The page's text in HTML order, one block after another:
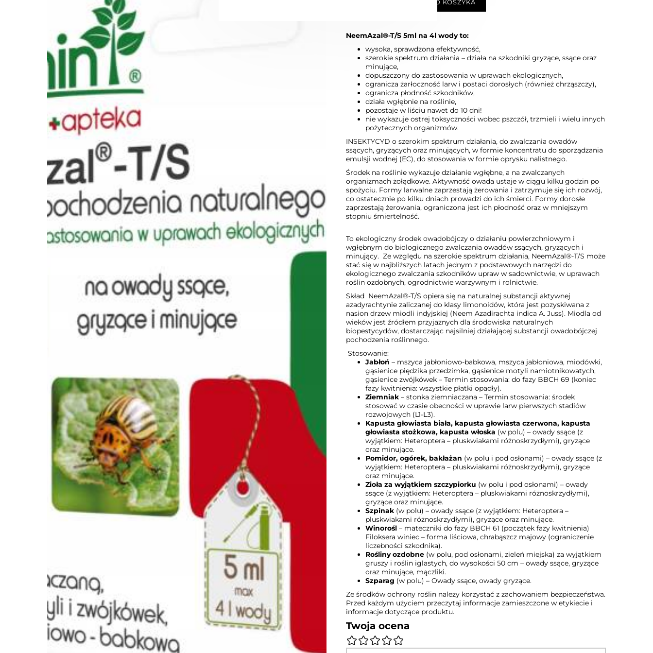
DODAJ DO KOSZYKA
NeemAzal®-T/S 5ml na 4l wody to:
wysoka, sprawdzona efektywność,
szerokie spektrum działania – działa na szkodniki gryzące, ssące oraz
minujące,
dopuszczony do zastosowania w uprawach ekologicznych,
ogranicza żarłoczność larw i postaci dorosłych (również chrząszczy),
ogranicza płodność szkodników,
działa wgłębnie na roślinie,
pozostaje w liściu nawet do 10 dni!
nie wykazuje ostrej toksyczności wobec pszczół, trzmieli i wielu innych
pożytecznych organizmów.
INSEKTYCYD o szerokim spektrum działania, do zwalczania owadów
ssących, gryzących oraz minujących, w formie koncentratu do sporządzania
emulsji wodnej (EC), do stosowania w formie oprysku nalistnego.
Środek na roślinie wykazuje działanie wgłębne, a na zwalczanych
organizmach żołądkowe. Aktywność owada ustaje w ciągu kilku godzin po
spożyciu. Formy larwalne zaprzestają żerowania i zatrzymuje się ich rozwój,
co ostatecznie po kilku dniach prowadzi do ich śmierci. Formy dorosłe
zaprzestają żerowania, ograniczona jest ich płodność oraz w mniejszym
stopniu śmiertelność.
To ekologiczny środek owadobójczy o działaniu powierzchniowym i
wgłębnym do biologicznego zwalczania owadów ssących, gryzących i
minujący. Ze względu na szerokie spektrum działania, NeemAzal®-T/S może
stać się w najbliższych latach jednym z podstawowych narzędzi do
ekologicznego zwalczania szkodników upraw w sadownictwie, w uprawach
roślin ozdobnych, ogrodnictwie warzywnym i rolnictwie.
Skład NeemAzal®-T/S opiera się na naturalnej substancji aktywnej
azadyrachtynie zaliczanej do klasy limonoidów, która jest pozyskiwana z
nasion drzew miodli indyjskiej (Neem Azadirachta indica A. Juss). Miodla od
wieków jest źródłem przyjaznych dla środowiska naturalnych
biopestycydów, dostarczając najsilniej działającej substancji owadobójczej
pochodzenia roślinnego.
Stosowanie:
Jabłoń – mszyca jabłoniowo-babkowa, mszyca jabłoniowa, miodówki,
gąsienice piędzika przedzimka, gąsienice motyli namiotnikowatych,
gąsienice zwójkówek – Termin stosowania: do fazy BBCH 69 (koniec
fazy kwitnienia: wszystkie płatki opadły).
Ziemniak – stonka ziemniaczana – Termin stosowania: środek
stosować w czasie obecności w uprawie larw pierwszych stadiów
rozwojowych (L1-L3).
Kapusta głowiasta biała, kapusta głowiasta czerwona, kapusta
głowiasta stożkowa, kapusta włoska (w polu) – owady ssące (z
wyjątkiem: Heteroptera – pluskwiakami różnoskrzydłymi), gryzące
oraz minujące.
Pomidor, ogórek, bakłażan (w polu i pod osłonami) – owady ssące (z
wyjątkiem: Heteroptera – pluskwiakami różnoskrzydłymi), gryzące
oraz minujące.
Zioła za wyjątkiem szczypiorku (w polu i pod osłonami) – owady
ssące (z wyjątkiem: Heteroptera – pluskwiakami różnoskrzydłymi),
gryzące oraz minujące.
Szpinak (w polu) – owady ssące (z wyjątkiem: Heteroptera –
pluskwiakami różnoskrzydłymi), gryzące oraz minujące.
Winorośl – mateczniki do fazy BBCH 61 (początek fazy kwitnienia)
Filoksera winiec – forma liściowa, chrabąszcz majowy (ograniczenie
liczebności szkodnika).
Rośliny ozdobne (w polu, pod osłonami, zieleń miejska) za wyjątkiem
gruszy i roślin iglastych, do wysokości 50 cm – owady ssące, gryzące
oraz minujące, mączliki.
Szparag (w polu) – Owady ssące, owady gryzące.
Ze środków ochrony roślin należy korzystać z zachowaniem bezpieczeństwa.
Przed każdym użyciem przeczytaj informacje zamieszczone w etykiecie i
informacje dotyczące produktu.
Twoja ocena